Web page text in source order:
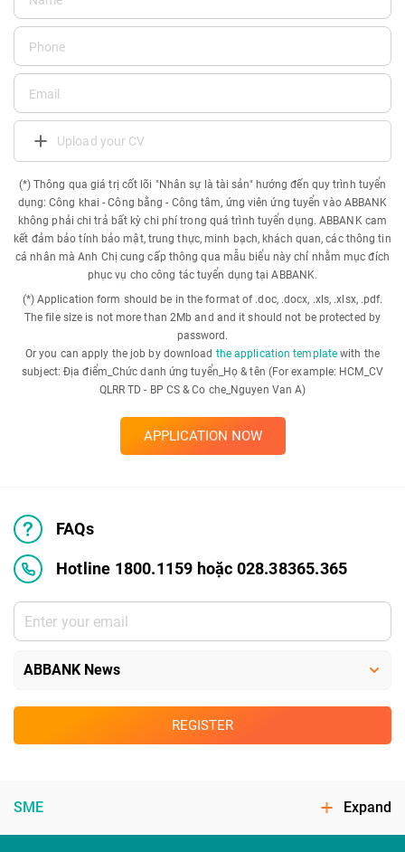
Upload your CV
(*) Thông qua giá trị cốt lõi "Nhân sự là tài sản" hướng đến quy trình tuyển
dụng: Công khai - Công bằng - Công tâm, ứng viên ứng tuyển vào ABBANK
không phải chi trả bất kỳ chi phí trong quá trình tuyển dụng. ABBANK cam
kết đảm bảo tính bảo mật, trung thực, minh bạch, khách quan, các thông tin
cá nhân mà Anh Chị cung cấp thông qua mẫu biểu này chỉ nhằm mục đích
phục vụ cho công tác tuyển dụng tại ABBANK.
(*) Application form should be in the format of .doc, .docx, .xls, .xlsx, .pdf.
The file size is not more than 2Mb and and it should not be protected by
password.
Or you can apply the job by download the application template with the
subject: Địa điểm_Chức danh ứng tuyển_Họ & tên (For example: HCM_CV
QLRR TD - BP CS & Co che_Nguyen Van A)
APPLICATION NOW
FAQs
Hotline 1800.1159 hoặc 028.38365.365
REGISTER
SME Expand